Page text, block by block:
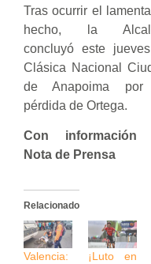
Tras ocurrir el
hecho, la
concluyó este
Clásica Nacional
de Anapoima
pérdida de Ortega.
Con información
Nota de Prensa
Relacionado
Valencia:
¡Luto en